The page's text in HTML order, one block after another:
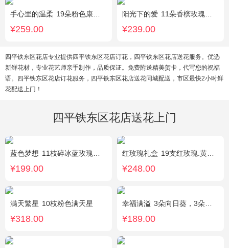
手心里的温柔 19朵粉色康乃馨，5朵粉玫瑰，绿叶搭配
¥259.00
阳光下的爱 11朵香槟玫瑰，3朵向日葵，1个蓝色绣球，配花、绿叶搭配
¥239.00
四平铁东区花店专业提供四平铁东区花店订花，四平铁东区花店送花服务。优选
新鲜花材，专业花艺师亲手制作，品质保证。免费附送精美贺卡，代写您的祝福
语。四平铁东区花店订花服务，四平铁东区花店送花同城配送，市区最快2小时鲜
花配送上门！
四平铁东区花店送花上门
蓝色梦想 11枝碎冰蓝玫瑰，洋甘菊和尤加利叶适量搭配
¥199.00
红玫瑰礼盒 19支红玫瑰.黄英配花
¥248.00
满天繁星 10枝粉色满天星
¥318.00
幸福满溢 3朵向日葵，3朵香槟玫瑰，配花、绿叶搭配
¥189.00